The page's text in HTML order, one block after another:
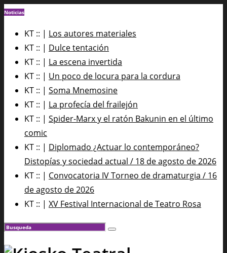
Noticias
KT :: | Los autores materiales
KT :: | Dulce tentación
KT :: | La escena invertida
KT :: | Un poco de locura para la cordura
KT :: | Soma Mnemosine
KT :: | La profecía del frailejón
KT :: | Spider-Marx y el ratón Bakunin en el último
comic
KT :: | Diplomado ¿Actuar lo contemporáneo?
Distopías y sociedad actual / 18 de agosto de 2026
KT :: | Convocatoria IV Torneo de dramaturgia / 16
de agosto de 2026
KT :: | XV Festival Internacional de Teatro Rosa